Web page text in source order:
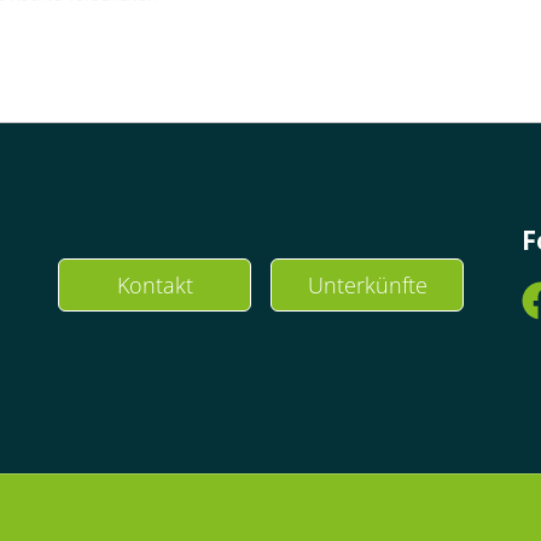
Kontakt Unterkünfte